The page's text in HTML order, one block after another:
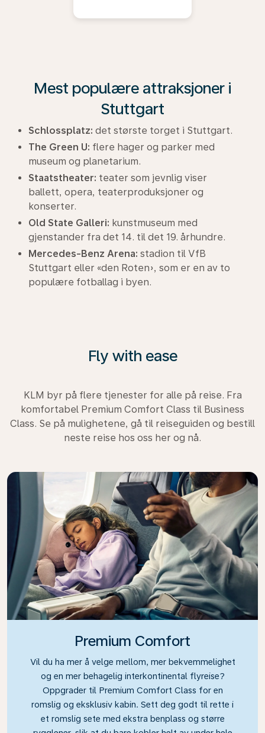
Mest populære attraksjoner i
Stuttgart
Schlossplatz: det største torget i Stuttgart.
The Green U: flere hager og parker med
museum og planetarium.
Staatstheater: teater som jevnlig viser
ballett, opera, teaterproduksjoner og
konserter.
Old State Galleri: kunstmuseum med
gjenstander fra det 14. til det 19. århundre.
Mercedes-Benz Arena: stadion til VfB
Stuttgart eller «den Roten», som er en av to
populære fotballag i byen.
Fly with ease
KLM byr på flere tjenester for alle på reise. Fra
komfortabel Premium Comfort Class til Business
Class. Se på mulighetene, gå til reiseguiden og bestill
neste reise hos oss her og nå.
Premium Comfort
Vil du ha mer å velge mellom, mer bekvemmelighet
og en mer behagelig interkontinental flyreise?
Oppgrader til Premium Comfort Class for en
romslig og eksklusiv kabin. Sett deg godt til rette i
et romslig sete med ekstra benplass og større